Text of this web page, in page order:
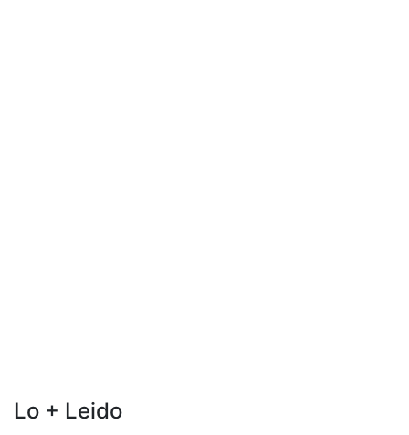
Lo + Leido